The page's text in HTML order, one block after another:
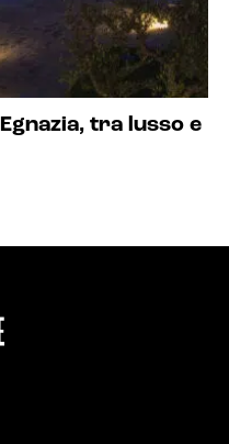
tra lusso e